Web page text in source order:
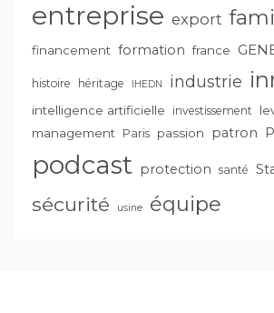
entreprise export
financement formation france
histoire héritage IHEDN industrie
intelligence artificielle investissement
management Paris passion patron
podcast protection santé
sécurité usine équipe